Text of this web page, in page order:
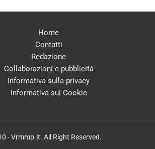
Home
Contatti
Redazione
Collaborazioni e pubblicità
Informativa sulla privacy
Informativa sui Cookie
- Vrmmp.it. All Right Reserved.